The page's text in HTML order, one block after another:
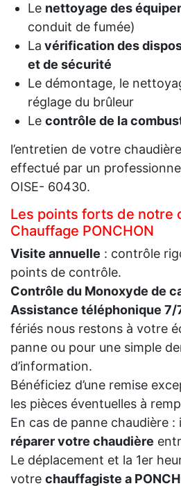
Le nettoyage des
conduit de fumée)
La vérification des
et de sécurité
Le démontage, le
réglage du brûleur
Le contrôle de la
l’entretien de votre
effectué par un
OISE- 60430.
Les points forts de notre
Chauffage PONCHON
Visite annuelle : contrôle
points de contrôle.
Contrôle du Monoxyde de
Assistance téléphonique 7/
fériés nous restons à votre
panne ou pour une simple
d’information.
Bénéficiez d’une remise
les pièces éventuelles à
En cas de panne chaudière
réparer votre chaudière
Le déplacement et la 1er
votre chauffagiste a